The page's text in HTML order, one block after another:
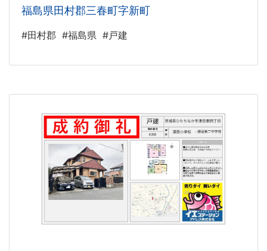
福島県田村郡三春町字新町
#田村郡 #福島県 #戸建